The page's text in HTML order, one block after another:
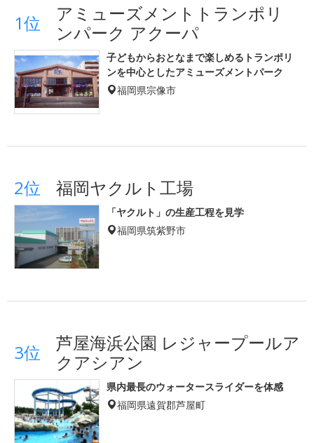
1位
アミューズメントトランポリ
ンパーク アクーパ
子どもからおとなまで楽しめるトランポリ
ンを中心としたアミューズメントパーク
福岡県宗像市
2位 福岡ヤクルト工場
「ヤクルト」の生産工程を見学
福岡県筑紫野市
3位
芦屋海浜公園 レジャープールア
クアシアン
県内最長のウォータースライダーを体感
福岡県遠賀郡芦屋町